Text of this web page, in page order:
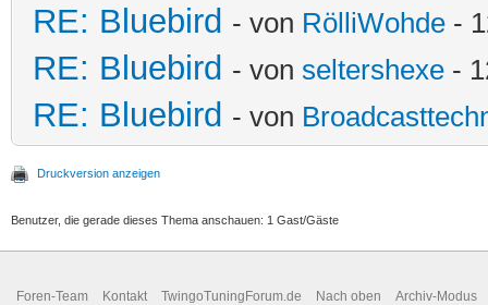
RE: Bluebird - von RölliWohde -
RE: Bluebird - von seltershexe -
RE: Bluebird - von
Druckversion anzeigen
Benutzer, die gerade dieses Thema anschauen: 1 Gast/Gäste
Foren-Team Kontakt TwingoTuningForum.de Nach oben Archiv-Modus